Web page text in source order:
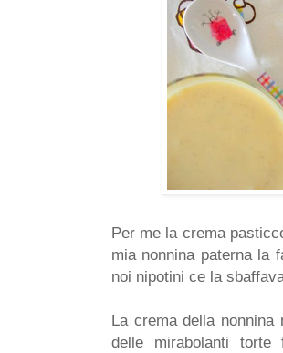
Per me la crema
mia nonnina paterna la
noi nipotini ce la
La crema della
delle mirabolanti